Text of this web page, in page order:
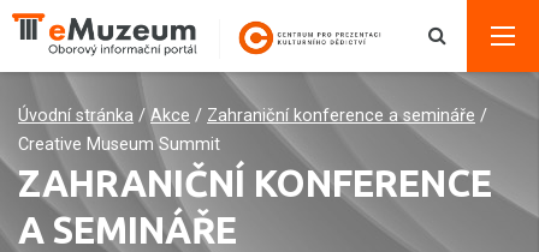
Úvodní stránka / Akce / Zahraniční konference a semináře /
Creative Museum Summit
ZAHRANIČNÍ KONFERENCE
A SEMINÁŘE